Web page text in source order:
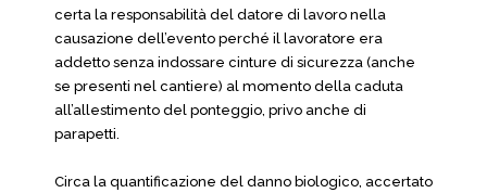
certa la responsabilità del datore di lavoro nella
causazione dell’evento perché il lavoratore era
addetto senza indossare cinture di sicurezza (anche
se presenti nel cantiere) al momento della caduta
all’allestimento del ponteggio, privo anche di
parapetti.
Circa la quantificazione del danno biologico, accertato